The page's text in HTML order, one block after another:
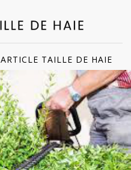
ARTICLE TAILLE DE HAIE